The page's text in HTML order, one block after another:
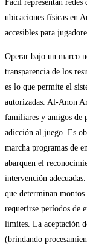
Fácil representan
ubicaciones físicas en
accesibles para
Operar bajo un marco
transparencia de los
es lo que permite el
autorizadas. Al-Anon
familiares y amigos de
adicción al juego. Es
marcha programas de
abarquen el
intervención
que determinan montos
requerirse períodos de
límites. La aceptación
(brindando